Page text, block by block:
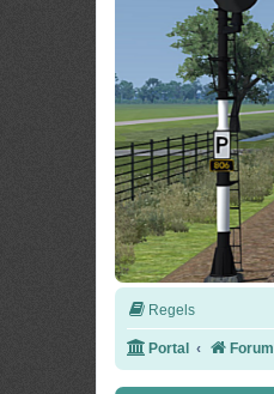
Regels
Portal Forum